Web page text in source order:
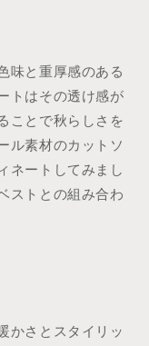
味と重厚感のある
トはその透け感が
ことで秋らしさを
ル素材のカットソ
ネートしてみまし
ストとの組み合わ
かさとスタイリッ